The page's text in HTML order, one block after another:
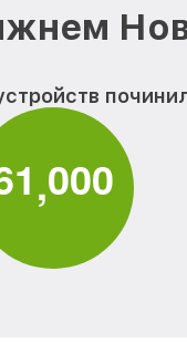
1,000